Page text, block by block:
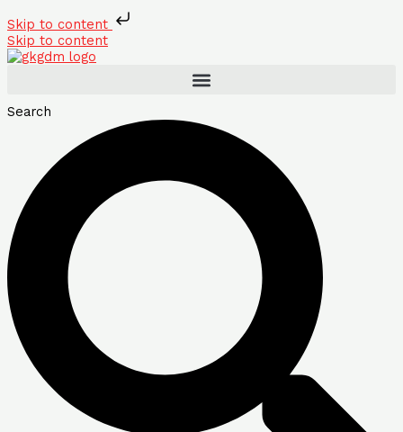
Skip to content
Skip to content
Search